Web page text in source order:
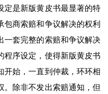
定是新版黄皮书最显著的特
包商索赔和争议解决的权利
一套完整的索赔和争议解决
程序设定，使得新版黄皮书
开始，一直到仲裁，环环相
。除非不发出索赔通知，但